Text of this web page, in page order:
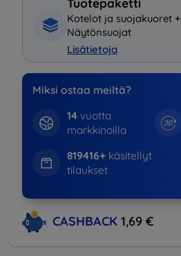
Tuotepaketti
Kotelot ja suojakuoret +
Näytönsuojat
Lisätietoja
Miksi ostaa meiltä?
14vuotta
markkinoilla
819416+käsitellyt
tilaukset
CASHBACK 1,69 €